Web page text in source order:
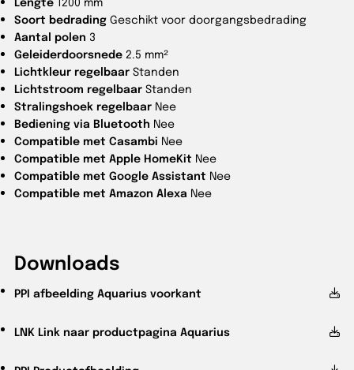
Soort bedrading Geschikt voor doorgangsbedrading
Aantal polen 3
Geleiderdoorsnede 2.5 mm²
Lichtkleur regelbaar Standen
Lichtstroom regelbaar Standen
Stralingshoek regelbaar Nee
Bediening via Bluetooth Nee
Compatible met Casambi Nee
Compatible met Apple HomeKit Nee
Compatible met Google Assistant Nee
Compatible met Amazon Alexa Nee
Downloads
PPI afbeelding Aquarius voorkant
LNK Link naar productpagina Aquarius